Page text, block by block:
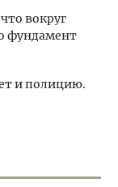
вокруг
фундамент
и полицию.